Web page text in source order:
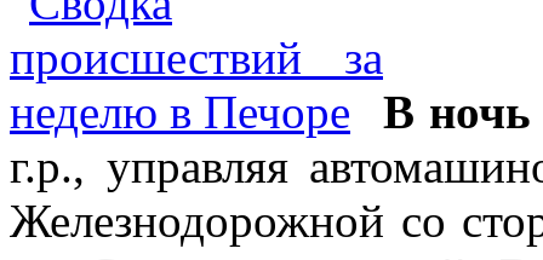
В ночь
г.р., управляя
Железнодорожной со